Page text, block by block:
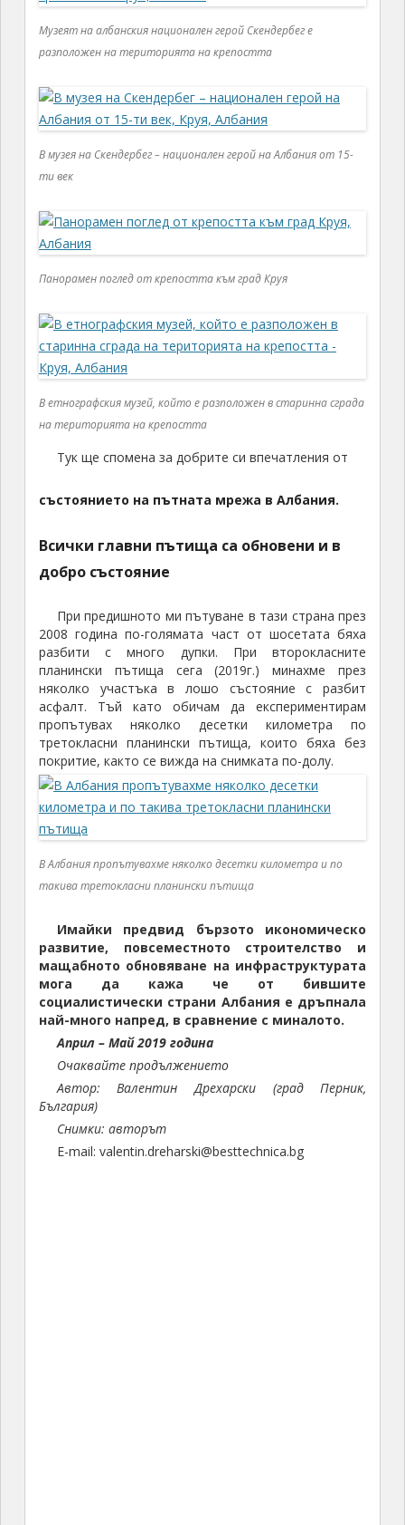
Музеят на албанския национален герой Скендербег е
разположен на територията на крепостта
В музея на Скендербег – национален герой на Албания от 15-
ти век
Панорамен поглед от крепостта към град Круя
В етнографския музей, който е разположен в старинна сграда
на територията на крепостта
Тук ще спомена за добрите си впечатления от
състоянието на пътната мрежа в Албания.
Всички главни пътища са обновени и в
добро състояние
При предишното ми пътуване в тази страна през
2008 година по-голямата част от шосетата бяха
разбити с много дупки. При второкласните
планински пътища сега (2019г.) минахме през
няколко участъка в лошо състояние с разбит
асфалт. Тъй като обичам да експериментирам
пропътувах няколко десетки километра по
третокласни планински пътища, които бяха без
покритие, както се вижда на снимката по-долу.
В Албания пропътувахме няколко десетки километра и по
такива третокласни планински пътища
Имайки предвид бързото икономическо
развитие, повсеместното строителство и
мащабното обновяване на инфраструктурата
мога да кажа че от бившите
социалистически страни Албания е дръпнала
най-много напред, в сравнение с миналото.
Април – Май 2019 година
Очаквайте продължението
Автор: Валентин Дрехарски (град Перник,
България)
Снимки: авторът
E-mail: valentin.dreharski@besttechnica.bg